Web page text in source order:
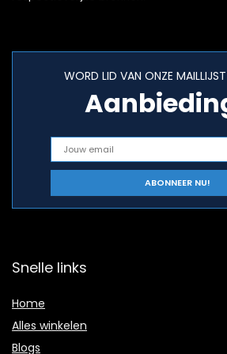
WORD LID VAN ONZE
Snelle links
Home
Alles winkelen
Blogs